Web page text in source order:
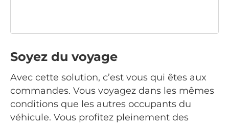
Soyez du voyage
Avec cette solution, c’est vous qui êtes aux
commandes. Vous voyagez dans les mêmes
conditions que les autres occupants du
véhicule. Vous profitez pleinement des